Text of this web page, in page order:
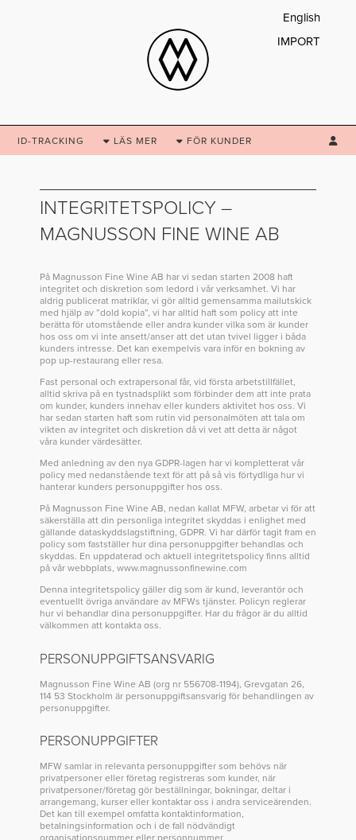
ID-TRACKING LÄS MER FÖR KUNDER
English
IMPORT
INTEGRITETSPOLICY –
MAGNUSSON FINE WINE AB
På Magnusson Fine Wine AB har vi sedan starten 2008 haft
integritet och diskretion som ledord i vår verksamhet. Vi har
aldrig publicerat matriklar, vi gör alltid gemensamma mailutskick
med hjälp av ”dold kopia”, vi har alltid haft som policy att inte
berätta för utomstående eller andra kunder vilka som är kunder
hos oss om vi inte ansett/anser att det utan tvivel ligger i båda
kunders intresse. Det kan exempelvis vara inför en bokning av
pop up-restaurang eller resa.
Fast personal och extrapersonal får, vid första arbetstillfället,
alltid skriva på en tystnadsplikt som förbinder dem att inte prata
om kunder, kunders innehav eller kunders aktivitet hos oss. Vi
har sedan starten haft som rutin vid personalmöten att tala om
vikten av integritet och diskretion då vi vet att detta är något
våra kunder värdesätter.
Med anledning av den nya GDPR-lagen har vi kompletterat vår
policy med nedanstående text för att på så vis förtydliga hur vi
hanterar kunders personuppgifter hos oss.
På Magnusson Fine Wine AB, nedan kallat MFW, arbetar vi för att
säkerställa att din personliga integritet skyddas i enlighet med
gällande dataskyddslagstiftning, GDPR. Vi har därför tagit fram en
policy som fastställer hur dina personuppgifter behandlas och
skyddas. En uppdaterad och aktuell integritetspolicy finns alltid
på vår webbplats, www.magnussonfinewine.com
Denna integritetspolicy gäller dig som är kund, leverantör och
eventuellt övriga användare av MFWs tjänster. Policyn reglerar
hur vi behandlar dina personuppgifter. Har du frågor är du alltid
välkommen att kontakta oss.
PERSONUPPGIFTSANSVARIG
Magnusson Fine Wine AB (org nr 556708-1194), Grevgatan 26,
114 53 Stockholm är personuppgiftsansvarig för behandlingen av
personuppgifter.
PERSONUPPGIFTER
MFW samlar in relevanta personuppgifter som behövs när
privatpersoner eller företag registreras som kunder, när
privatpersoner/företag gör beställningar, bokningar, deltar i
arrangemang, kurser eller kontaktar oss i andra serviceärenden.
Det kan till exempel omfatta kontaktinformation,
betalningsinformation och i de fall nödvändigt
organisationsnummer eller personnummer.